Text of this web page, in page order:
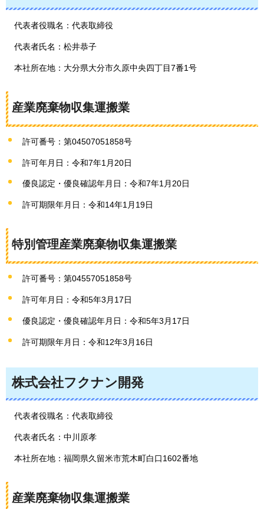
代表者役職名：代表取締役
代表者氏名：松井恭子
本社所在地：大分県大分市久原中央四丁目7番1号
産業廃棄物収集運搬業
許可番号：第04507051858号
許可年月日：令和7年1月20日
優良認定・優良確認年月日：令和7年1月20日
許可期限年月日：令和14年1月19日
特別管理産業廃棄物収集運搬業
許可番号：第04557051858号
許可年月日：令和5年3月17日
優良認定・優良確認年月日：令和5年3月17日
許可期限年月日：令和12年3月16日
株式会社フクナン開発
代表者役職名：代表取締役
代表者氏名：中川原孝
本社所在地：福岡県久留米市荒木町白口1602番地
産業廃棄物収集運搬業